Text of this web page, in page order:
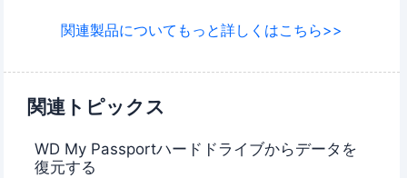
関連製品についてもっと詳しくはこちら>>
関連トピックス
WD My Passportハードドライブからデータを
復元する